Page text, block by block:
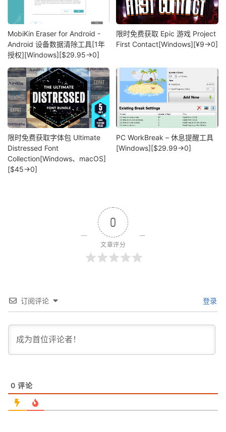
MobiKin Eraser for Android -
Android 设备数据清除工具[1年
授权][Windows][$29.95→0]
限时免费获取 Epic 游戏 Project
First Contact[Windows][¥9→0]
限时免费获取字体包 Ultimate
Distressed Font
Collection[Windows、macOS]
[$45→0]
PC WorkBreak – 休息提醒工具
[Windows][$29.99→0]
0
文章评分
订阅评论 登录
0 评论